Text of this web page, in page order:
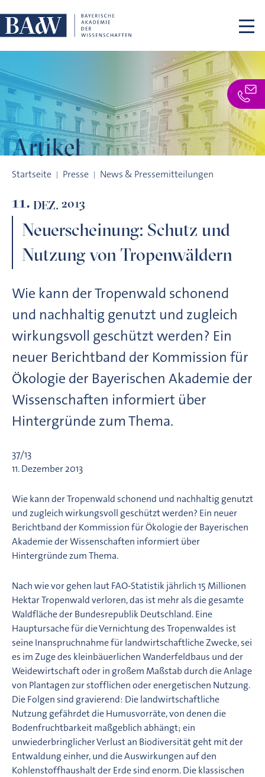
Artikel
Startseite Presse News & Pressemitteilungen
11. DEZ. 2013
Neuerscheinung: Schutz und
Nutzung von Tropenwäldern
Wie kann der Tropenwald schonend
und nachhaltig genutzt und zugleich
wirkungsvoll geschützt werden? Ein
neuer Berichtband der Kommission für
Ökologie der Bayerischen Akademie der
Wissenschaften informiert über
Hintergründe zum Thema.
37/13
11. Dezember 2013
Wie kann der Tropenwald schonend und nachhaltig genutzt
und zugleich wirkungsvoll geschützt werden? Ein neuer
Berichtband der Kommission für Ökologie der Bayerischen
Akademie der Wissenschaften informiert über
Hintergründe zum Thema.
Nach wie vor gehen laut FAO-Statistik jährlich 15 Millionen
Hektar Tropenwald verloren, das ist mehr als die gesamte
Waldfläche der Bundesrepublik Deutschland. Eine
Hauptursache für die Vernichtung des Tropenwaldes ist
seine Inanspruchnahme für landwirtschaftliche Zwecke, sei
es im Zuge des kleinbäuerlichen Wanderfeldbaus und der
Weidewirtschaft oder in großem Maßstab durch die Anlage
von Plantagen zur stofflichen oder energetischen Nutzung.
Die Folgen sind gravierend: Die landwirtschaftliche
Nutzung gefährdet die Humusvorräte, von denen die
Bodenfruchtbarkeit maßgeblich abhängt; ein
unwiederbringlicher Verlust an Biodiversität geht mit der
Entwaldung einher, und die Auswirkungen auf den
Kohlenstoffhaushalt der Erde sind enorm. Die klassischen